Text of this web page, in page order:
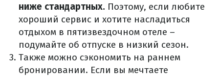
ниже стандартных. Поэтому, если любите
хороший сервис и хотите насладиться
отдыхом в пятизвездочном отеле –
подумайте об отпуске в низкий сезон.
Также можно сэкономить на раннем
бронировании. Если вы мечтаете